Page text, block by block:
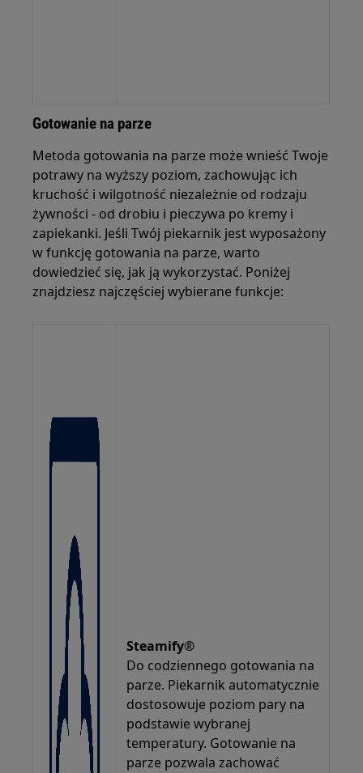
Gotowanie na parze
Metoda gotowania na parze może wnieść Twoje
potrawy na wyższy poziom, zachowując ich
kruchość i wilgotność niezależnie od rodzaju
żywności - od drobiu i pieczywa po kremy i
zapiekanki. Jeśli Twój piekarnik jest wyposażony
w funkcję gotowania na parze, warto
dowiedzieć się, jak ją wykorzystać. Poniżej
znajdziesz najczęściej wybierane funkcje:
Steamify®
Do codziennego gotowania na
parze. Piekarnik automatycznie
dostosowuje poziom pary na
podstawie wybranej
temperatury. Gotowanie na
parze pozwala zachować